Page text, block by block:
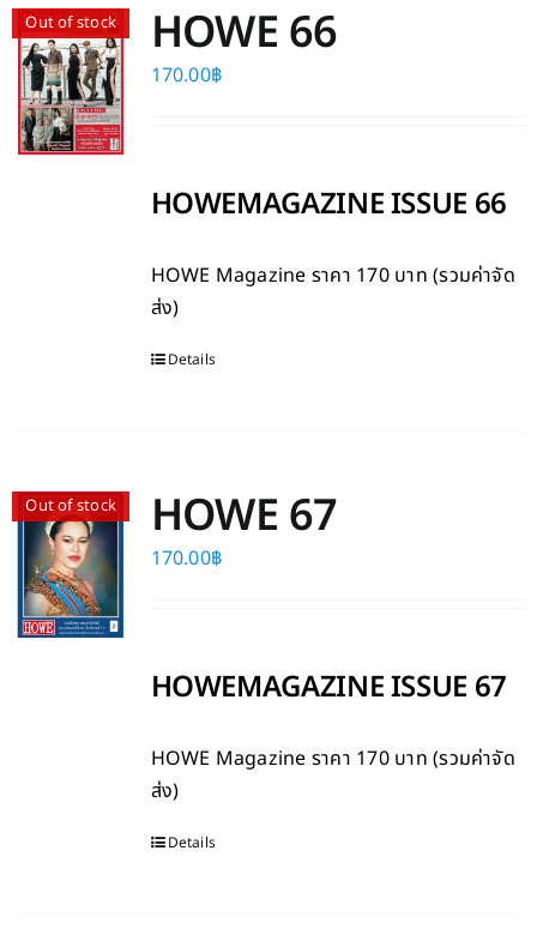
Out of stock HOWE 66
170.00฿
HOWEMAGAZINE ISSUE 66
HOWE Magazine ราคา 170 บาท (รวมค่าจัด
ส่ง)
Details
Out of stock HOWE 67
170.00฿
HOWEMAGAZINE ISSUE 67
HOWE Magazine ราคา 170 บาท (รวมค่าจัด
ส่ง)
Details